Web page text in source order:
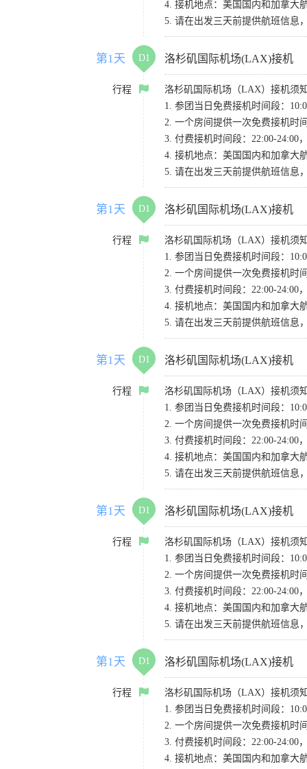
4. 接机地点：美国国内和加拿大
5. 请在出发三天前提供航班信息
第1天 D1 洛杉矶国际机场(LAX)接机
行程
洛杉矶国际机场（LAX）接机须
1. 参团当日免费接机时间段：
2. 一个房间提供一次免费接机时
3. 付费接机时间段：22:00-24:00
4. 接机地点：美国国内和加拿大
5. 请在出发三天前提供航班信息
第1天 D1 洛杉矶国际机场(LAX)接机
行程
洛杉矶国际机场（LAX）接机须
1. 参团当日免费接机时间段：
2. 一个房间提供一次免费接机时
3. 付费接机时间段：22:00-24:00
4. 接机地点：美国国内和加拿大
5. 请在出发三天前提供航班信息
第1天 D1 洛杉矶国际机场(LAX)接机
行程
洛杉矶国际机场（LAX）接机须
1. 参团当日免费接机时间段：
2. 一个房间提供一次免费接机时
3. 付费接机时间段：22:00-24:00
4. 接机地点：美国国内和加拿大
5. 请在出发三天前提供航班信息
第1天 D1 洛杉矶国际机场(LAX)接机
行程
洛杉矶国际机场（LAX）接机须
1. 参团当日免费接机时间段：
2. 一个房间提供一次免费接机时
3. 付费接机时间段：22:00-24:00
4. 接机地点：美国国内和加拿大
5. 请在出发三天前提供航班信息
第1天 D1 洛杉矶国际机场(LAX)接机
行程
洛杉矶国际机场（LAX）接机须
1. 参团当日免费接机时间段：
2. 一个房间提供一次免费接机时
3. 付费接机时间段：22:00-24:00
4. 接机地点：美国国内和加拿大